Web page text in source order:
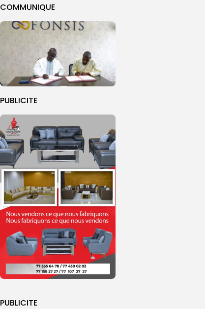
COMMUNIQUE
PUBLICITE
PUBLICITE